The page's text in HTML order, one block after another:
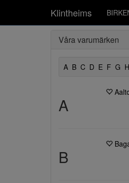
Klintheims
Våra varumärken
A B C D E F G H
A
B